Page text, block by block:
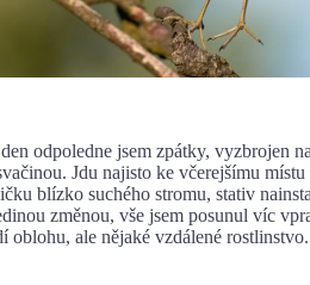
jsem zpátky, vyzbrojen
Jdu najisto ke včerejšímu
blízko suchého stromu, stativ
změnou, vše jsem posunul víc
oblohu, ale nějaké vzdálené rostlinstvo.